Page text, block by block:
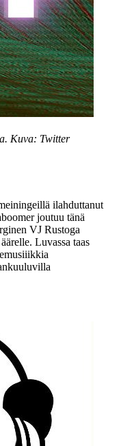
Kuva: Twitter
ilahduttanut
joutuu tänä
VJ Rustoga
Luvassa taas